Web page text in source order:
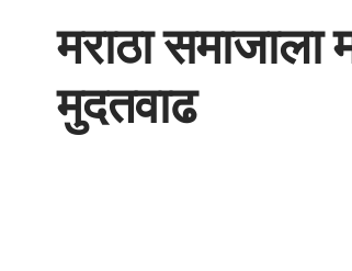
मराठा समाजाला
मुदतवाढ